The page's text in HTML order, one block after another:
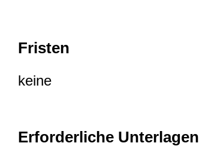
Fristen
keine
Erforderliche Unterlagen